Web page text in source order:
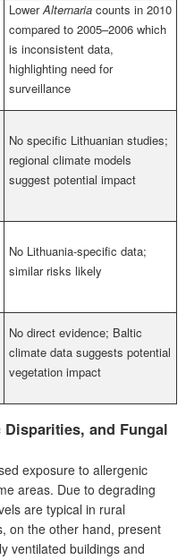
LowerAlternaria counts in 2010
compared to 2005–2006 which
is inconsistent data,
highlighting need for
surveillance
No specific Lithuanian studies;
regional climate models
suggest potential impact
No Lithuania-specific data;
similar risks likely
No direct evidence; Baltic
climate data suggests potential
vegetation impact
and Fungal
exposure to allergenic
areas. Due to degrading
are typical in rural
on the other hand, present
ventilated buildings and